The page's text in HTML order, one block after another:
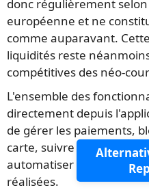
donc régulièrement
européenne et ne
comme auparavant.
liquidités reste
compétitives des néo-
L'ensemble des
directement depuis
de gérer les paiements,
carte, suivre les
automatiser
réalisées.